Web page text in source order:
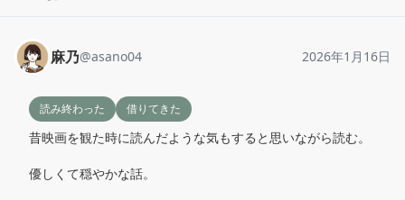
麻乃@asano04 2026年1月16日
読み終わった 借りてきた
昔映画を観た時に読んだような気もすると思いながら読む。
優しくて穏やかな話。